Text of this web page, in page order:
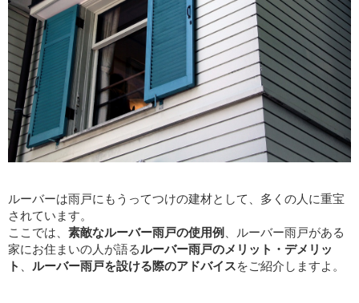
ルーバーは雨戸にもうってつけの建材として、多くの人に重宝
されています。
ここでは、 素敵なルーバー雨戸の使用例 、ルーバー雨戸がある
家にお住まいの人が語るルーバー雨戸のメリット・デメリッ
ト 、 ルーバー雨戸を設ける際のアドバイスをご紹介しますよ。